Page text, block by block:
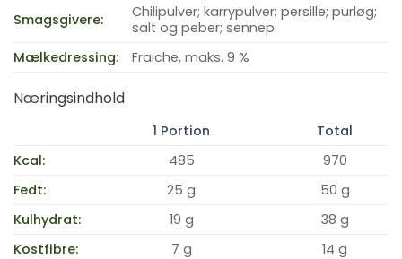
Smagsgivere:
Chilipulver; karrypulver; persille; purløg;
salt og peber; sennep
Mælkedressing:
Fraiche, maks. 9 %
Næringsindhold
1 Portion
Total
Kcal:
485
970
Fedt:
25 g
50 g
Kulhydrat:
19 g
38 g
Kostfibre:
7 g
14 g